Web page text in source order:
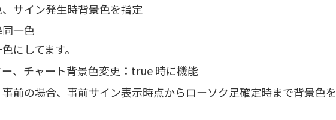
サイン発生時背景色を指定
一色
にしてます。
、チャート背景色変更：true 時に機能
前の場合、事前サイン表示時点からローソク足確定時まで背景色を